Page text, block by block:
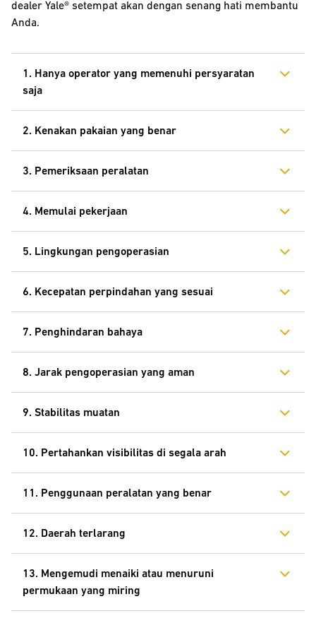
dealer Yale® setempat akan dengan senang hati membantu
Anda.
1. Hanya operator yang memenuhi persyaratan
saja
2. Kenakan pakaian yang benar
3. Pemeriksaan peralatan
4. Memulai pekerjaan
5. Lingkungan pengoperasian
6. Kecepatan perpindahan yang sesuai
7. Penghindaran bahaya
8. Jarak pengoperasian yang aman
9. Stabilitas muatan
10. Pertahankan visibilitas di segala arah
11. Penggunaan peralatan yang benar
12. Daerah terlarang
13. Mengemudi menaiki atau menuruni
permukaan yang miring